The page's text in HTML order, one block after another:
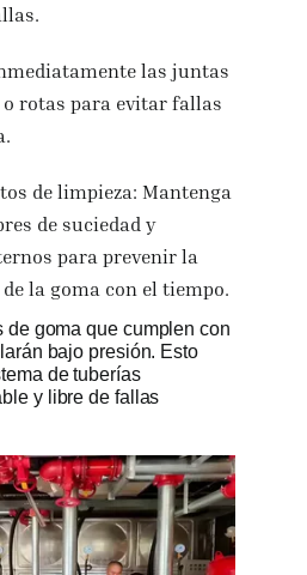
las juntas
o rotas para evitar fallas
de limpieza: Mantenga
de suciedad y
para prevenir la
la goma con el tiempo.
de goma que cumplen con
bajo presión. Esto
de tuberías
y libre de fallas